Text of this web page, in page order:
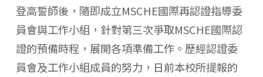
登高誓師後，隨即成立MSCHE國際再認證指導委
員會與工作小組，針對第三次爭取MSCHE國際認
證的預備時程，展開各項準備工作。歷經認證委
員會及工作小組成員的努力，日前本校所提報的